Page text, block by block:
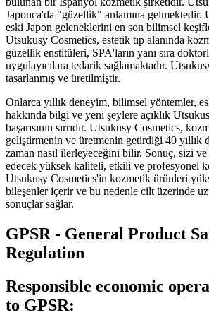
Japonca'da "güzellik" anlamına gelmektedir.
eski Japon geleneklerini en son bilimsel
Utsukusy Cosmetics, estetik tıp alanında
güzellik enstitüleri, SPA'ların yanı sıra
uygulayıcılara tedarik sağlamaktadır.
tasarlanmış ve üretilmiştir.
Onlarca yıllık deneyim, bilimsel yöntemler,
hakkında bilgi ve yeni şeylere açıklık
başarısının sırrıdır. Utsukusy Cosmetics,
geliştirmenin ve üretmenin getirdiği 40 yıllık
zaman nasıl ilerleyeceğini bilir. Sonuç, sizi
edecek yüksek kaliteli, etkili ve profesyonel
Utsukusy Cosmetics'in kozmetik ürünleri
bileşenler içerir ve bu nedenle cilt üzerinde
sonuçlar sağlar.
GPSR - General Product
Regulation
Responsible economic
to GPSR: